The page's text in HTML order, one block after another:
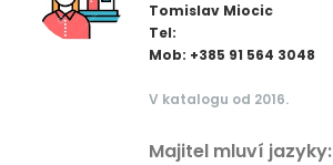
Tomislav Miocic
Tel:
Mob: +385 91 564 3048
V katalogu od 2016.
Majitel mluví jazyky: